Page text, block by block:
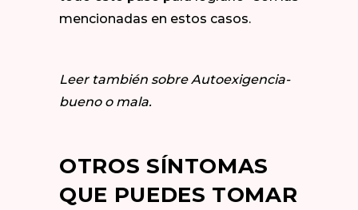
mencionadas en estos casos.
Leer también sobreAutoexigencia-
bueno o mala.
OTROS SÍNTOMAS
QUE PUEDES TOMAR